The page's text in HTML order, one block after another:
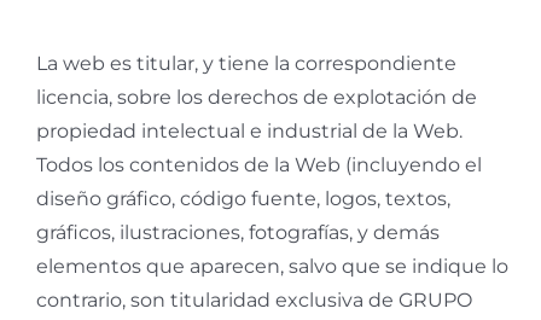
La web es titular, y tiene la correspondiente
licencia, sobre los derechos de explotación de
propiedad intelectual e industrial de la Web.
Todos los contenidos de la Web (incluyendo el
diseño gráfico, código fuente, logos, textos,
gráficos, ilustraciones, fotografías, y demás
elementos que aparecen, salvo que se indique lo
contrario, son titularidad exclusiva de GRUPO